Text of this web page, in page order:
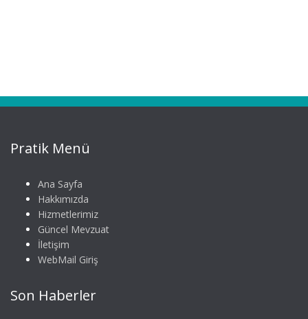
Pratik Menü
Ana Sayfa
Hakkımızda
Hizmetlerimiz
Güncel Mevzuat
İletişim
WebMail Giriş
Son Haberler